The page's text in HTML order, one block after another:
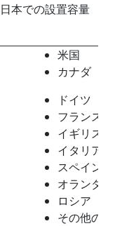
本での設置容量
米国
カナダ
ドイツ
フランス
イギリス
イタリア
スペイン
オランダ
ロシア
その他の